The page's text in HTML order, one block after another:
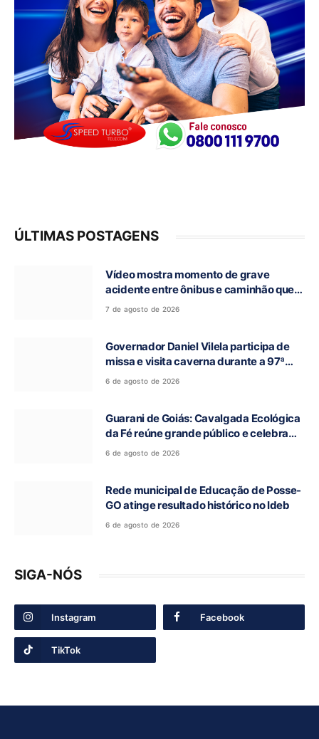
ÚLTIMAS POSTAGENS
Vídeo mostra momento de grave
acidente entre ônibus e caminhão que
deixou cinco mortos na GO-010, em
7 de agosto de 2026
Governador Daniel Vilela participa de
missa e visita caverna durante a 97ª
Romaria do Bom Jesus da Lapa de Terra
6 de agosto de 2026
Guarani de Goiás: Cavalgada Ecológica
da Fé reúne grande público e celebra
tradição religiosa
6 de agosto de 2026
Rede municipal de Educação de Posse-
GO atinge resultado histórico no Ideb
6 de agosto de 2026
SIGA-NÓS
Instagram Facebook
TikTok